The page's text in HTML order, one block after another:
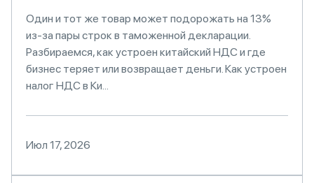
Один и тот же товар может подорожать на 13%
из-за пары строк в таможенной декларации.
Разбираемся, как устроен китайский НДС и где
бизнес теряет или возвращает деньги. Как устроен
налог НДС в Ки...
Июл 17, 2026